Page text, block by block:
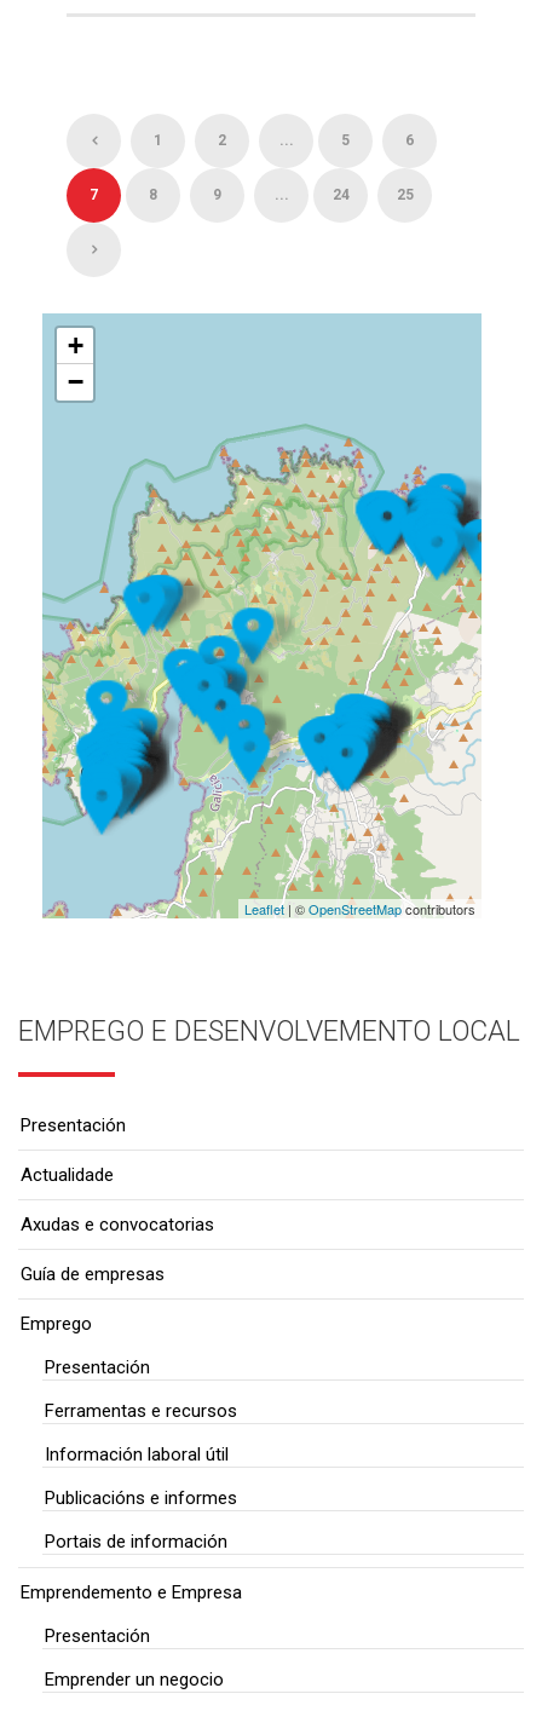
1 2 ... 5 6
7 8 9 ... 24 25
+
−
Leaflet| ©OpenStreetMapcontributors
EMPREGO E DESENVOLVEMENTO LOCAL
Presentación
Actualidade
Axudas e convocatorias
Guía de empresas
Emprego
Presentación
Ferramentas e recursos
Información laboral útil
Publicacións e informes
Portais de información
Emprendemento e Empresa
Presentación
Emprender un negocio